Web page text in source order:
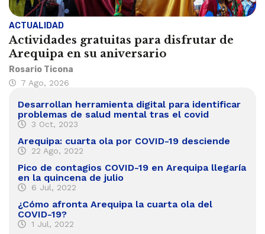
ACTUALIDAD
Actividades gratuitas para disfrutar de
Arequipa en su aniversario
Rosario Ticona
7 Ago, 2026
Desarrollan herramienta digital para identificar
problemas de salud mental tras el covid
3 Oct, 2023
Arequipa: cuarta ola por COVID-19 desciende
22 Ago, 2022
Pico de contagios COVID-19 en Arequipa llegaría
en la quincena de julio
6 Jul, 2022
¿Cómo afronta Arequipa la cuarta ola del
COVID-19?
1 Jul, 2022